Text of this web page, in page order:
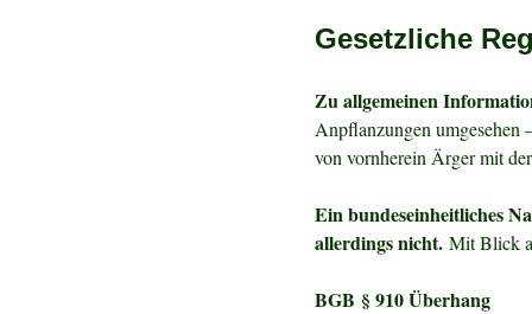
Gesetzliche
Zu allgemeinen
Anpflanzungen umgesehen
von vornherein Ärger mit
Ein bundeseinheitliches
allerdings nicht. Mit Blick
BGB § 910 Überhang